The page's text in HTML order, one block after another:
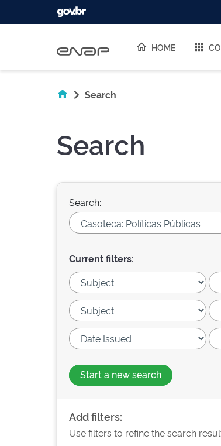
HOME
Search
Search
Search:
Current filters:
Start a new search
Add filters:
Use filters to refine the search